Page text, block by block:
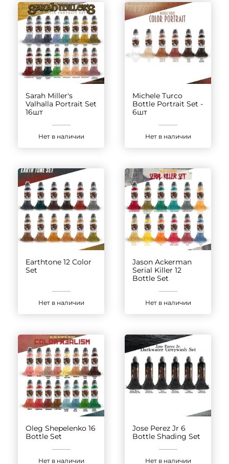
Sarah Miller's
Valhalla Portrait Set
16шт
Нет в наличии
Michele Turco
Bottle Portrait Set -
6шт
Нет в наличии
Earthtone 12 Color
Set
Нет в наличии
Jason Ackerman
Serial Killer 12
Bottle Set
Нет в наличии
Oleg Shepelenko 16
Bottle Set
Нет в наличии
Jose Perez Jr 6
Bottle Shading Set
Нет в наличии